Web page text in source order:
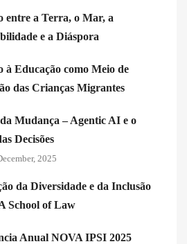
entre a Terra, o Mar, a
e a Diáspora
à Educação como Meio de
das Crianças Migrantes
Mudança – Agentic AI e o
Decisões
2025
da Diversidade e da Inclusão
School of Law
Anual NOVA IPSI 2025